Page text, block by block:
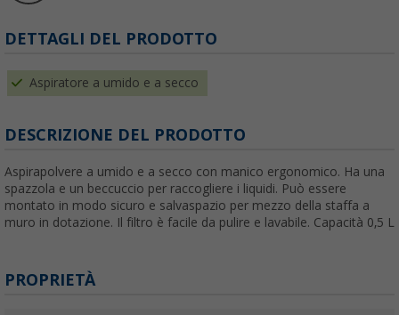
DETTAGLI DEL PRODOTTO
Aspiratore a umido e a secco
DESCRIZIONE DEL PRODOTTO
Aspirapolvere a umido e a secco con manico ergonomico. Ha una
spazzola e un beccuccio per raccogliere i liquidi. Può essere
montato in modo sicuro e salvaspazio per mezzo della staffa a
muro in dotazione. Il filtro è facile da pulire e lavabile. Capacità 0,5 L
PROPRIETÀ